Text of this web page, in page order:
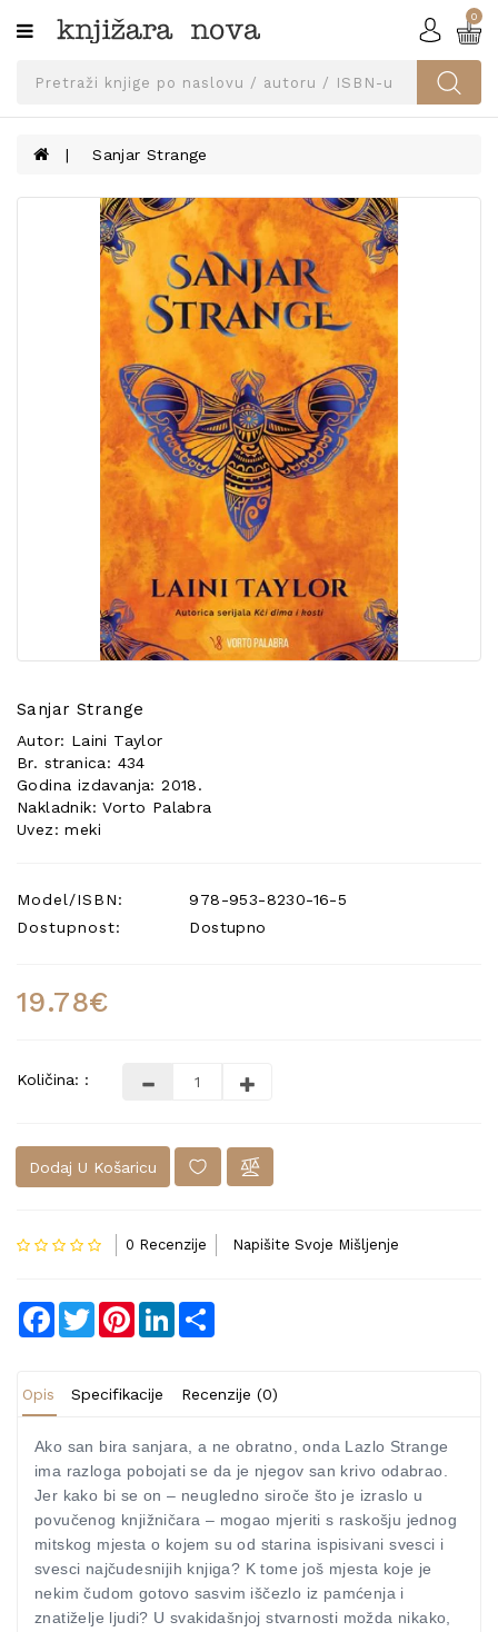
Kategorije
SVEUČILIŠNA
UDŽBENICI
KNJIGE
PRIBOR
0
Sanjar Strange
Sanjar Strange
Autor: Laini Taylor
Br. stranica: 434
Godina izdavanja: 2018.
Nakladnik: Vorto Palabra
Uvez: meki
Model/ISBN:
978-953-8230-16-5
Dostupnost:
Dostupno
19.78€
Količina: :
Dodaj U Košaricu
0 Recenzije Napišite Svoje Mišljenje
Facebook
TwitterPinterestLinkedIn
Opis Specifikacije Recenzije (0)
Ako san bira sanjara, a ne obratno, onda Lazlo Strange
ima razloga pobojati se da je njegov san krivo odabrao.
Jer kako bi se on – neugledno siroče što je izraslo u
povučenog knjižničara – mogao mjeriti s raskošju jednog
mitskog mjesta o kojem su od starina ispisivani svesci i
svesci najčudesnijih knjiga? K tome još mjesta koje je
nekim čudom gotovo sasvim iščezlo iz pamćenja i
znatiželje ljudi? U svakidašnjoj stvarnosti možda nikako,